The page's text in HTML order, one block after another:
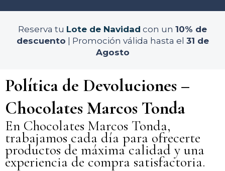
Reserva tu Lote de Navidad con un 10% de
descuento | Promoción válida hasta el 31 de
Agosto
Política de Devoluciones –
Chocolates Marcos Tonda
En Chocolates Marcos Tonda,
trabajamos cada día para ofrecerte
productos de máxima calidad y una
experiencia de compra satisfactoria.